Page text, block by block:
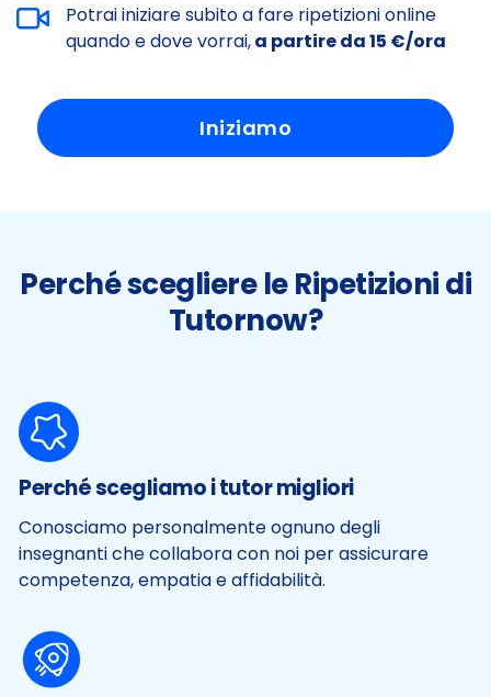
Potrai iniziare subito a fare ripetizioni online
quando e dove vorrai,a partire da 15 €/ora
Iniziamo
Perché scegliere le Ripetizioni di
Tutornow?
Perché scegliamo i tutor migliori
Conosciamo personalmente ognuno degli
insegnanti che collabora con noi per assicurare
competenza, empatia e affidabilità.